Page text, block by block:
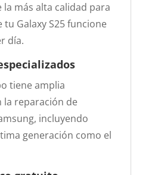
la más alta calidad para
Galaxy S25 funcione
día.
tiene amplia
la reparación de
incluyendo
generación como el